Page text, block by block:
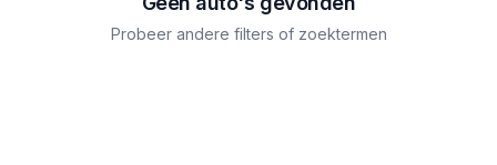
Probeer andere filters of zoektermen